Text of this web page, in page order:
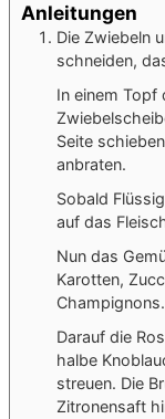
Anleitungen
Die Zwiebeln
schneiden,
In einem Topf
Seite
anbraten.
Sobald
auf das
Nun das
Karotten,
Darauf die
halbe
streuen. Die
Zitronensaft